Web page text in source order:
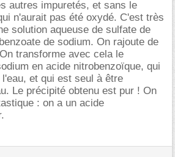
autres impuretés, et sans le
n'aurait pas été oxydé. C'est très
solution aqueuse de sulfate de
de sodium. On rajoute de
transforme avec cela le
en acide nitrobenzoïque, qui
et qui est seul à être
Le précipité obtenu est pur ! On
: on a un acide